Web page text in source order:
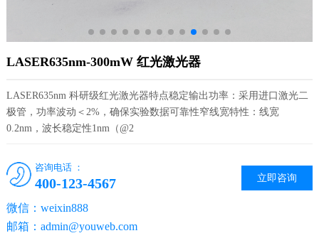
LASER635nm-300mW 红光激光器
LASER635nm 科研级红光激光器特点稳定输出功率：采用进口激光二
极管，功率波动＜2%，确保实验数据可靠性窄线宽特性：线宽
0.2nm，波长稳定性1nm（@2
立即咨询
咨询电话 ：
400-123-4567
微信：weixin888
邮箱：admin@youweb.com